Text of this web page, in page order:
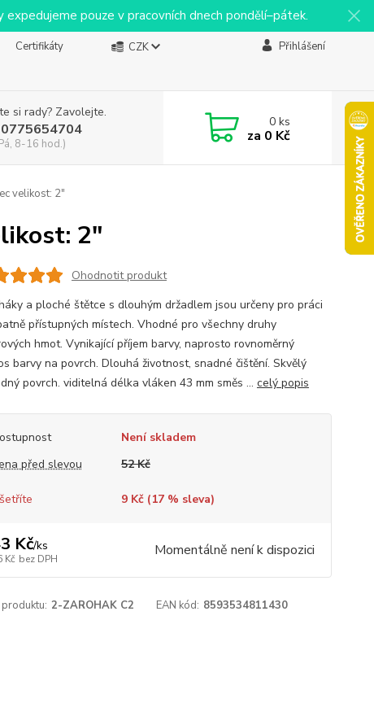
pouze v pracovních dnech pondělí–pátek.
Certifikáty
CZK Přihlášení
si rady? Zavolejte.
8-16 hod.)
0ks
za 0 Kč
velikost: 2"
2"
Ohodnotit produkt
a ploché štětce s dlouhým držadlem jsou určeny pro práci
přístupných místech. Vhodné pro všechny druhy
hmot. Vynikající příjem barvy, naprosto rovnoměrný
barvy na povrch. Dlouhá životnost, snadné čištění. Skvělý
povrch. viditelná délka vláken 43 mm směs ... celý popis
Není skladem
před slevou
52 Kč
9 Kč (17% sleva)
Kč/ks
Kč bez DPH Momentálně není k dispozici
2-ZAROHAK C2 EAN kód: 8593534811430